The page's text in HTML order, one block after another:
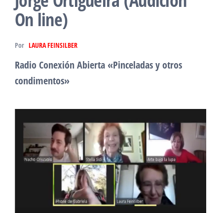
On line)
Por LAURA FEINSILBER
Radio Conexión Abierta «Pinceladas y otros
condimentos»